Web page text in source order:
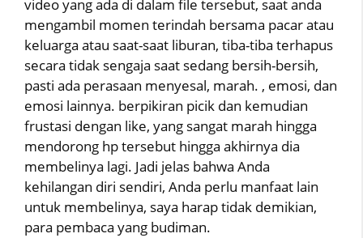
video yang ada di dalam file tersebut, saat anda
mengambil momen terindah bersama pacar atau
keluarga atau saat-saat liburan, tiba-tiba terhapus
secara tidak sengaja saat sedang bersih-bersih,
pasti ada perasaan menyesal, marah. , emosi, dan
emosi lainnya. berpikiran picik dan kemudian
frustasi dengan like, yang sangat marah hingga
mendorong hp tersebut hingga akhirnya dia
membelinya lagi. Jadi jelas bahwa Anda
kehilangan diri sendiri, Anda perlu manfaat lain
untuk membelinya, saya harap tidak demikian,
para pembaca yang budiman.